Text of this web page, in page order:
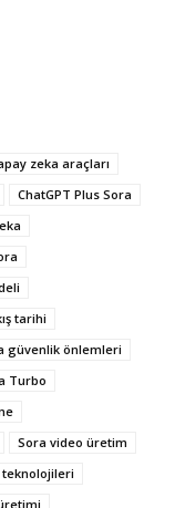
zeka araçları
ChatGPT Plus Sora
tarihi
güvenlik önlemleri
Turbo
Sora video üretim